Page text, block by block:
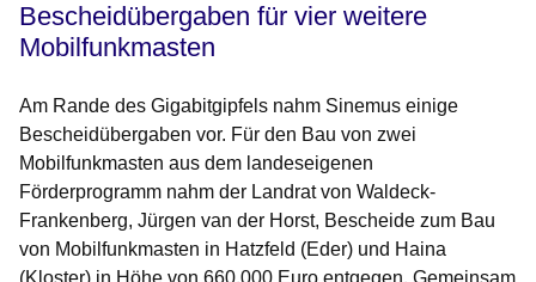
Bescheidübergaben für vier weitere
Mobilfunkmasten
Am Rande des Gigabitgipfels nahm Sinemus einige
Bescheidübergaben vor. Für den Bau von zwei
Mobilfunkmasten aus dem landeseigenen
Förderprogramm nahm der Landrat von Waldeck-
Frankenberg, Jürgen van der Horst, Bescheide zum Bau
von Mobilfunkmasten in Hatzfeld (Eder) und Haina